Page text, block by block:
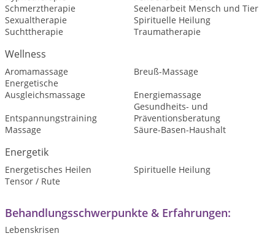
Schmerztherapie
Seelenarbeit Mensch und Tier
Sexualtherapie
Spirituelle Heilung
Suchttherapie
Traumatherapie
Wellness
Aromamassage
Breuß-Massage
Energetische
Ausgleichsmassage
Energiemassage
Entspannungstraining
Gesundheits- und
Präventionsberatung
Massage
Säure-Basen-Haushalt
Energetik
Energetisches Heilen
Spirituelle Heilung
Tensor / Rute
Behandlungsschwerpunkte & Erfahrungen:
Lebenskrisen